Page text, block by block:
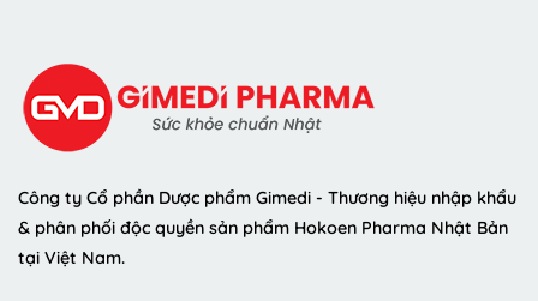
Công ty Cổ phần Dược phẩm Gimedi - Thương hiệu nhập khẩu
& phân phối độc quyền sản phẩm Hokoen Pharma Nhật Bản
tại Việt Nam.